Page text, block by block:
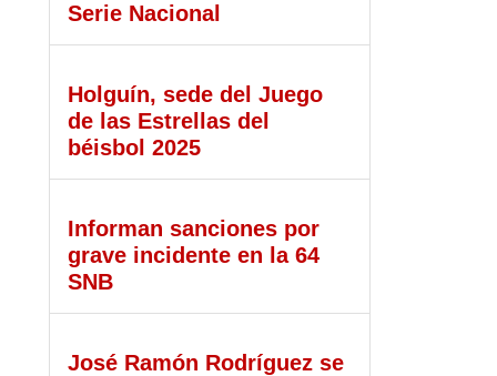
Serie Nacional
Holguín, sede del Juego
de las Estrellas del
béisbol 2025
Informan sanciones por
grave incidente en la 64
SNB
José Ramón Rodríguez se